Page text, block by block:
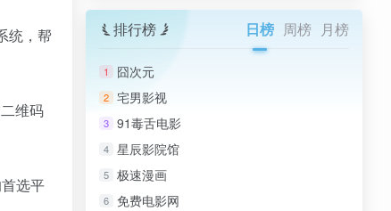
统，帮
维码
选平
排行榜 日榜 周榜 月榜
1 囧次元
2 宅男影视
3 91毒舌电影
4 星辰影院馆
5 极速漫画
6 免费电影网